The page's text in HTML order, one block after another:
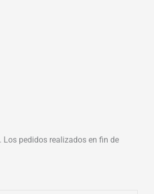
pedidos realizados en fin de